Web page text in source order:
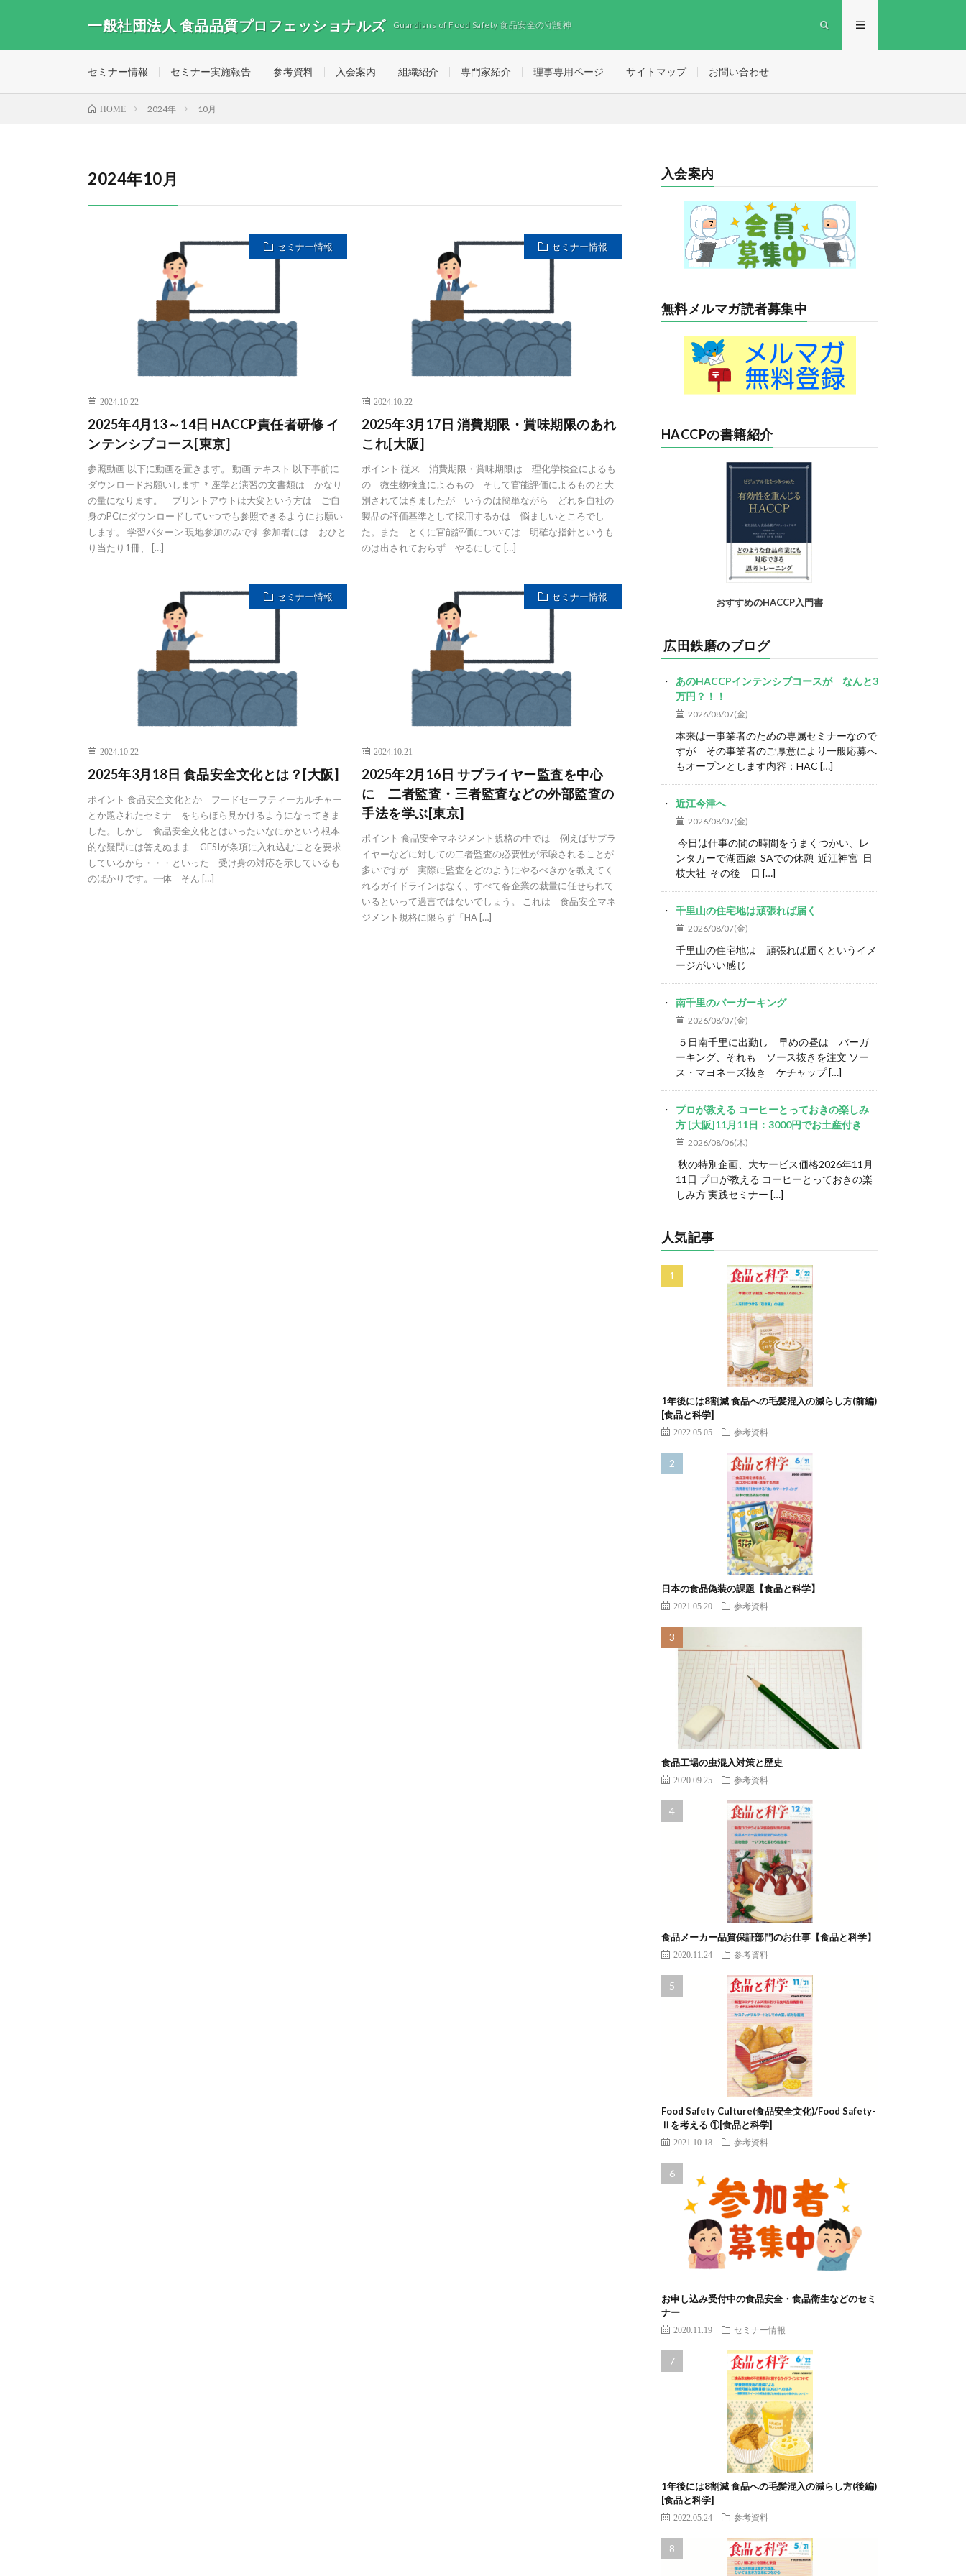
一般社団法人 食品品質プロフェッショナルズ Guardians of Food Safety 食品安全の守護神
セミナー情報 セミナー実施報告 参考資料 入会案内 組織紹介 専門家紹介 理事専用ページ サイトマップ お問い合わせ
HOME 2024年 10月
2024年10月
セミナー情報
2024.10.22
2025年4月13～14日 HACCP責任者研修 イ
ンテンシブコース[東京]
参照動画 以下に動画を置きます。 動画 テキスト 以下事前に
ダウンロードお願いします ＊座学と演習の文書類は かなり
の量になります。 プリントアウトは大変という方は ご自
身のPCにダウンロードしていつでも参照できるようにお願い
します。 学習パターン 現地参加のみです 参加者には おひと
り当たり1冊、 […]
セミナー情報
2024.10.22
2025年3月17日 消費期限・賞味期限のあれ
これ[大阪]
ポイント 従来 消費期限・賞味期限は 理化学検査によるも
の 微生物検査によるもの そして官能評価によるものと大
別されてはきましたが いうのは簡単ながら どれを自社の
製品の評価基準として採用するかは 悩ましいところでし
た。また とくに官能評価については 明確な指針というも
のは出されておらず やるにして […]
セミナー情報
2024.10.22
2025年3月18日 食品安全文化とは？[大阪]
ポイント 食品安全文化とか フードセーフティーカルチャー
とか題されたセミナ―をちらほら見かけるようになってきま
した。しかし 食品安全文化とはいったいなにかという根本
的な疑問には答えぬまま GFSIが条項に入れ込むことを要求
しているから・・・といった 受け身の対応を示しているも
のばかりです。一体 そん […]
セミナー情報
2024.10.21
2025年2月16日 サプライヤー監査を中心
に 二者監査・三者監査などの外部監査の
手法を学ぶ[東京]
ポイント 食品安全マネジメント規格の中では 例えばサプラ
イヤーなどに対しての二者監査の必要性が示唆されることが
多いですが 実際に監査をどのようにやるべきかを教えてく
れるガイドラインはなく、すべて各企業の裁量に任せられて
いるといって過言ではないでしょう。 これは 食品安全マネ
ジメント規格に限らず「HA […]
入会案内
無料メルマガ読者募集中
HACCPの書籍紹介
おすすめのHACCP入門書
広田鉄磨のブログ
あのHACCPインテンシブコースが なんと3
万円？！！
2026/08/07(金)
本来は一事業者のための専属セミナーなので
すが その事業者のご厚意により一般応募へ
もオープンとします内容：HAC […]
近江今津へ
2026/08/07(金)
今日は仕事の間の時間をうまくつかい、レ
ンタカーで湖西線 SAでの休憩 近江神宮 日
枝大社 その後 日 […]
千里山の住宅地は頑張れば届く
2026/08/07(金)
千里山の住宅地は 頑張れば届くというイメ
ージがいい感じ
南千里のバーガーキング
2026/08/07(金)
５日南千里に出勤し 早めの昼は バーガ
ーキング、それも ソース抜きを注文 ソー
ス・マヨネーズ抜き ケチャップ […]
プロが教える コーヒーとっておきの楽しみ
方 [大阪]11月11日：3000円でお土産付き
2026/08/06(木)
秋の特別企画、大サービス価格2026年11月
11日 プロが教える コーヒーとっておきの楽
しみ方 実践セミナー […]
人気記事
1年後には8割減 食品への毛髪混入の減らし方(前編)
[食品と科学]
2022.05.05 参考資料
日本の食品偽装の課題【食品と科学】
2021.05.20 参考資料
食品工場の虫混入対策と歴史
2020.09.25 参考資料
食品メーカー品質保証部門のお仕事【食品と科学】
2020.11.24 参考資料
Food Safety Culture(食品安全文化)/Food Safety-
Ⅱを考える ①[食品と科学]
2021.10.18 参考資料
お申し込み受付中の食品安全・食品衛生などのセミ
ナー
2020.11.19 セミナー情報
1年後には8割減 食品への毛髪混入の減らし方(後編)
[食品と科学]
2022.05.24 参考資料